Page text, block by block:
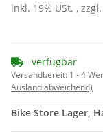
inkl. 19% USt. , zzgl.
verfügbar
Versandbereit: 1 - 4
Ausland abweichend)
Bike Store Lager,